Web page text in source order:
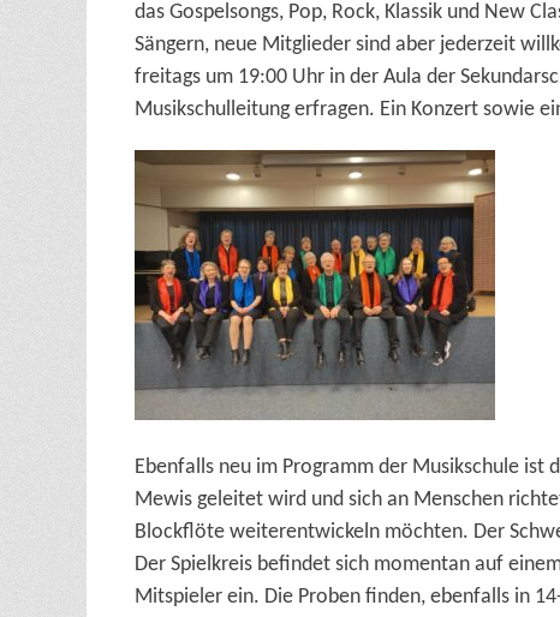
das Gospelsongs, Pop, Rock, Klassik und New
Sängern, neue Mitglieder sind aber jederzeit
freitags um 19:00 Uhr in der Aula der
Musikschulleitung erfragen. Ein Konzert sowie
Ebenfalls neu im Programm der Musikschule ist
Mewis geleitet wird und sich an Menschen
Blockflöte weiterentwickeln möchten. Der
Der Spielkreis befindet sich momentan auf
Mitspieler ein. Die Proben finden, ebenfalls in